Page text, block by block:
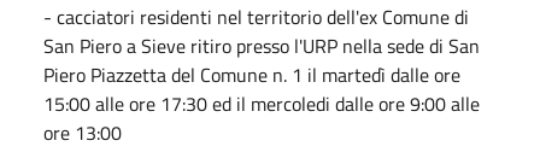
- cacciatori residenti nel territorio dell'ex Comune di
San Piero a Sieve ritiro presso l'URP nella sede di San
Piero Piazzetta del Comune n. 1 il martedì dalle ore
15:00 alle ore 17:30 ed il mercoledi dalle ore 9:00 alle
ore 13:00